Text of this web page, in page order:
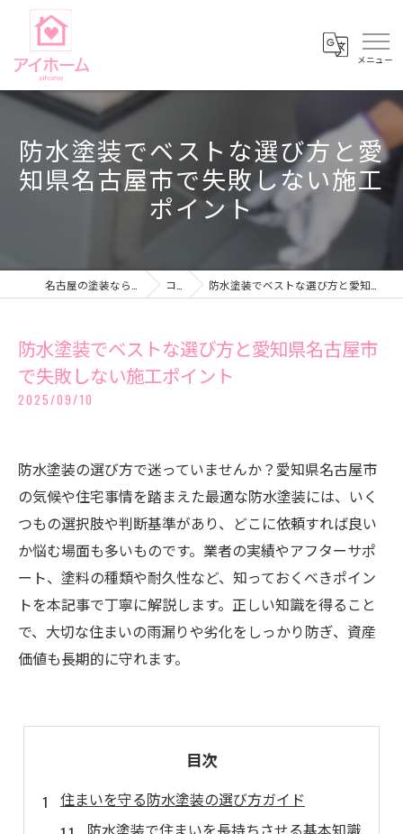
防水塗装でベストな選び方と愛
知県名古屋市で失敗しない施工
ポイント
コラム 防水塗装でベストな選び方と愛知県名古屋市で失敗しない施工ポイント
防水塗装でベストな選び方と愛知県名古屋市
で失敗しない施工ポイント
2025/09/10
防水塗装の選び方で迷っていませんか？愛知県名古屋市
の気候や住宅事情を踏まえた最適な防水塗装には、いく
つもの選択肢や判断基準があり、どこに依頼すれば良い
か悩む場面も多いものです。業者の実績やアフターサポ
ート、塗料の種類や耐久性など、知っておくべきポイン
トを本記事で丁寧に解説します。正しい知識を得ること
で、大切な住まいの雨漏りや劣化をしっかり防ぎ、資産
価値も長期的に守れます。
目次
住まいを守る防水塗装の選び方ガイド
防水塗装で住まいを長持ちさせる基本知識